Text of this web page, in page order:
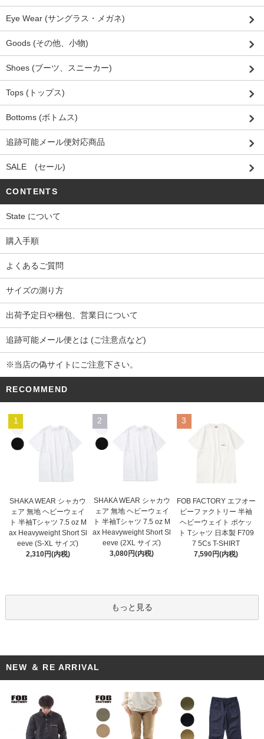
Eye Wear (サングラス・メガネ)
Goods (その他、小物)
Shoes (ブーツ、スニーカー)
Tops (トップス)
Bottoms (ボトムス)
追跡可能メール便対応商品
SALE (セール)
CONTENTS
State について
購入手順
よくあるご質問
サイズの測り方
出荷予定日や梱包、営業日について
追跡可能メール便とは (ご注意点など)
※当店の偽サイトにご注意下さい。
RECOMMEND
1
SHAKA WEAR シャカウ
ェア 無地 ヘビーウェイ
ト 半袖Tシャツ 7.5 oz M
ax Heavyweight Short Sl
eeve (S-XL サイズ)
2,310円(内税)
2
SHAKA WEAR シャカウ
ェア 無地 ヘビーウェイ
ト 半袖Tシャツ 7.5 oz M
ax Heavyweight Short Sl
eeve (2XL サイズ)
3,080円(内税)
3
FOB FACTORY エフオー
ビーファクトリー 半袖
ヘビーウェイト ポケッ
ト Tシャツ 日本製 F709
7 5Cs T-SHIRT
7,590円(内税)
もっと見る
NEW ＆ RE ARRIVAL